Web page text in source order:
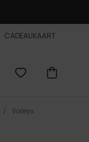
CADEAUKAART
Volleys